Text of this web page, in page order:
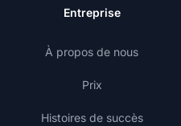
Entreprise
À propos de nous
Prix
Histoires de succès